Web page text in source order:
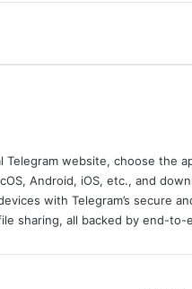
Telegram website, choose the
Android, iOS, etc., and
with Telegram’s secure
sharing, all backed by end-to-